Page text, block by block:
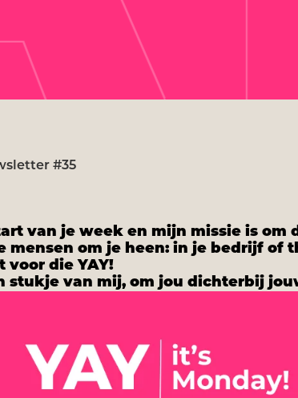
#35
van je week en mijn missie is om
mensen om je heen: in je bedrijf of
die YAY!
stukje van mij, om jou dichterbij